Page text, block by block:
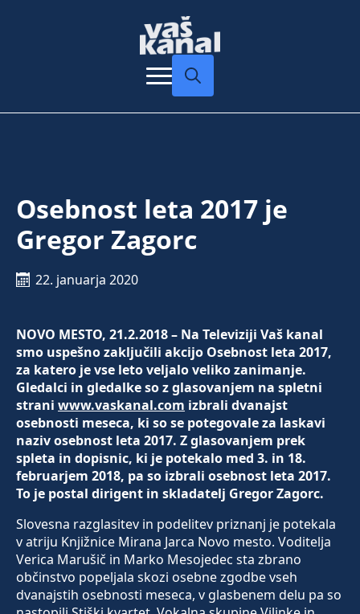
Osebnost leta 2017 je
Gregor Zagorc
22. januarja 2020
NOVO MESTO, 21.2.2018 – Na Televiziji Vaš kanal
smo uspešno zaključili akcijo Osebnost leta 2017,
za katero je vse leto veljalo veliko zanimanje.
Gledalci in gledalke so z glasovanjem na spletni
strani www.vaskanal.com izbrali dvanajst
osebnosti meseca, ki so se potegovale za laskavi
naziv osebnost leta 2017. Z glasovanjem prek
spleta in dopisnic, ki je potekalo med 3. in 18.
februarjem 2018, pa so izbrali osebnost leta 2017.
To je postal dirigent in skladatelj Gregor Zagorc.
Slovesna razglasitev in podelitev priznanj je potekala
v atriju Knjižnice Mirana Jarca Novo mesto. Voditelja
Verica Marušič in Marko Mesojedec sta zbrano
občinstvo popeljala skozi osebne zgodbe vseh
dvanajstih osebnosti meseca, v glasbenem delu pa so